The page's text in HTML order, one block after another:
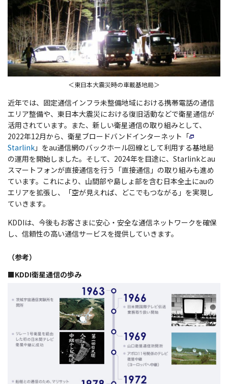
＜東日本大震災時の車載基地局＞
近年では、固定通信インフラ未整備地域における携帯電話の通信
エリア整備や、東日本大震災における復旧活動などで衛星通信が
活用されています。また、新しい衛星通信の取り組みとして、
2022年12月から、衛星ブロードバンドインターネット「
Starlink 」をau通信網のバックホール回線として利用する基地局
の運用を開始しました。そして、2024年を目途に、Starlinkとau
スマートフォンが直接通信を行う「直接通信」の取り組みも進め
ています。これにより、山間部や島しょ部を含む日本全土にauの
エリアを拡張し、「空が見えれば、どこでもつながる」を実現し
ていきます。
KDDIは、今後もお客さまに安心・安全な通信ネットワークを確保
し、信頼性の高い通信サービスを提供していきます。
（参考）
■KDDI衛星通信の歩み